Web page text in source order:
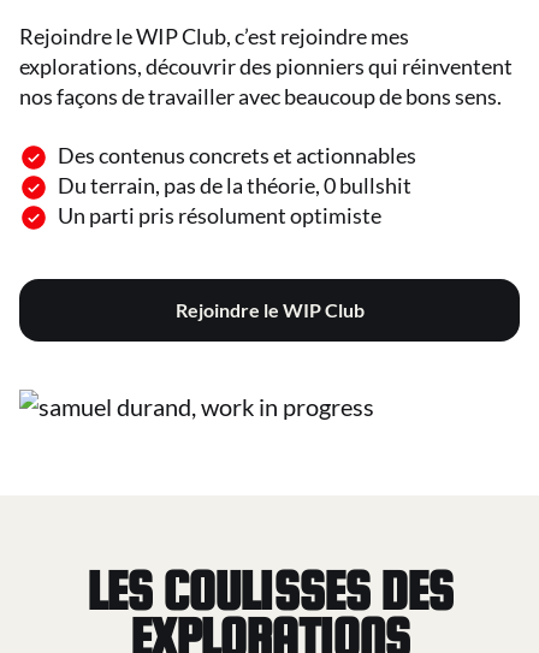
Rejoindre le WIP Club, c’est rejoindre mes
explorations, découvrir des pionniers qui réinventent
nos façons de travailler avec beaucoup de bons sens.
Des contenus concrets et actionnables
Du terrain, pas de la théorie, 0 bullshit
Un parti pris résolument optimiste
Rejoindre le WIP Club
LES COULISSES DES
EXPLORATIONS